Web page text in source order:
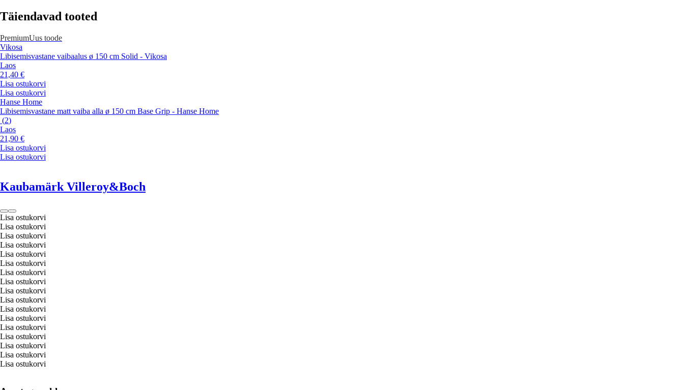
Täiendavad tooted
PremiumUus toode
Vikosa
Libisemisvastane vaibaalus ø 150 cm Solid - Vikosa
Laos
21,40 €
Lisa ostukorvi
Lisa ostukorvi
Hanse Home
Libisemisvastane matt vaiba alla ø 150 cm Base Grip - Hanse Home
(2)
Laos
21,90 €
Lisa ostukorvi
Lisa ostukorvi
Kaubamärk Villeroy&Boch
Lisa ostukorvi
Lisa ostukorvi
Lisa ostukorvi
Lisa ostukorvi
Lisa ostukorvi
Lisa ostukorvi
Lisa ostukorvi
Lisa ostukorvi
Lisa ostukorvi
Lisa ostukorvi
Lisa ostukorvi
Lisa ostukorvi
Lisa ostukorvi
Lisa ostukorvi
Lisa ostukorvi
Lisa ostukorvi
Lisa ostukorvi